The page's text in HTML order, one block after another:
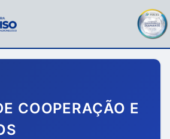
COOPERAÇÃO E